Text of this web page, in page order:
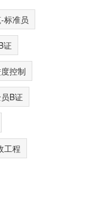
标准员
证
控制
B证
工程